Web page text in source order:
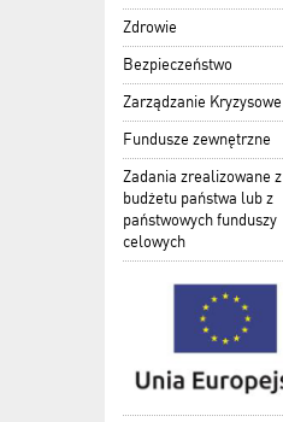
Zdrowie
Bezpieczeństwo
Zarządzanie Kryzysowe
Fundusze zewnętrzne
Zadania zrealizowane z
budżetu państwa lub z
państwowych funduszy
celowych